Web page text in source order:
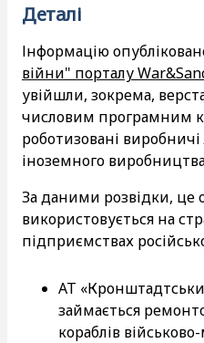
Деталі
Інформацію
війни" порталу
увійшли, зокрема,
числовим програмним
роботизовані
іноземного
За даними розвідки, це
використовується на
підприємствах
АТ
займається
кораблів